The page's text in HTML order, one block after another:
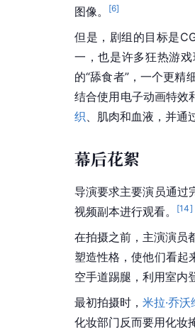
图像。
[6]
但是，剧组的目标是
一，也是许多狂热游
的“舔食者”，一个更精
结合使用电子动画特效
织、肌肉和血液，并通
幕后花絮
导演要求主要演员通过
视频副本进行观看。
[14]
在拍摄之前，主演演员
塑造性格，使他们看起
空手道踢腿，利用室内
最初拍摄时，米拉·乔沃
化妆部门反而要用化妆